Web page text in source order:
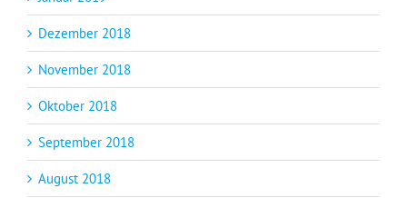
Dezember 2018
November 2018
Oktober 2018
September 2018
August 2018